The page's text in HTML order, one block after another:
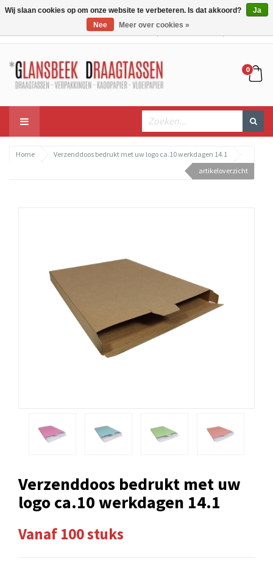
0
Home
Verzenddoos bedrukt met uw logo ca.10 werkdagen 14.1
artikeloverzicht
Verzenddoos bedrukt met uw
logo ca.10 werkdagen 14.1
Vanaf 100 stuks
Wij slaan cookies op om onze website te verbeteren. Is dat akkoord?
Ja
Nee
Meer over cookies »